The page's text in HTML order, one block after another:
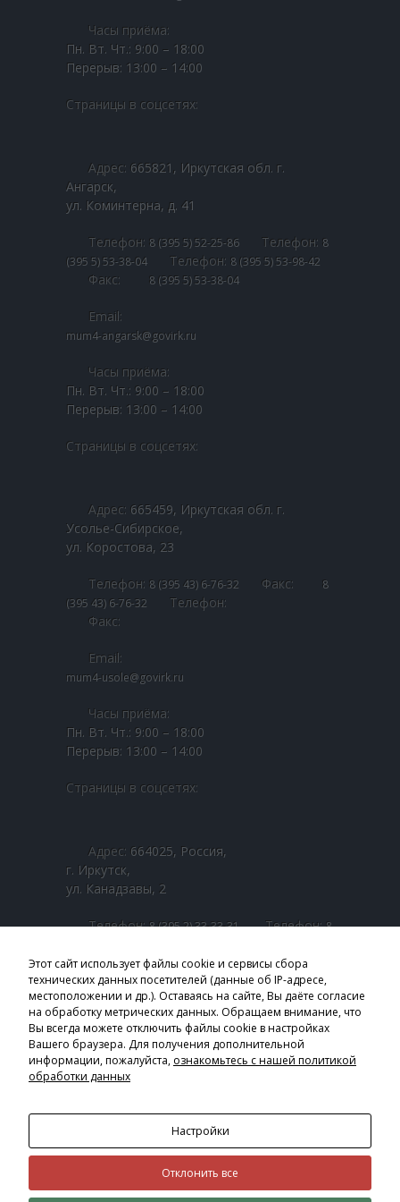
---- Финал «Байкальская Звезда — 2025»
---- Выставка декоративно-прикладного творчества
«Байкальская звезда — 2025»
«Байкальская звезда – 2025» г. Усолье-Сибирское
---- Гала-концерт отборочного тура Областного
Фестиваля «Байкальская звезда – 2024» г. Усолье-
Сибирское
---- Отборочный тур Областного Фестиваля
«Байкальская звезда – 2024» г. Усолье-Сибирское
---- Открытие финала областного фестиваля детского и
юношеского творчества «Байкальская звезда 2023»
---- Гала концерт “Байкальская звезда 2023”
---- Отборочный тур «Байкальская Звезда-2023»
-- Байкальская звезда 2022
-- Байкальская звезда 2021
---- Отборочный тур областного фестиваля для
без попечения родителей, детей-инвалидов, детей,
находящихся в трудной жизненной ситуации
«Байкальская звезда – 2021»
-- Байкальская звезда 2019
---- Открытие выставки декоративно-прикладного
Обращения граждан
обращениями
Наши дети
-- Контакты РБДД
-- Фото и видео детей
-- Я в семье
Школа приёмных родителей
-- Школа Приёмных Родителей ОГБУСО ЦПД
"Гармония" г. Черемхово
-- Школа Приёмных Родителей ОГКУСО СМФЦ г.
-- Школа Приёмных Родителей ОГКУСО ЦПД г. Ангарск
Часы приёма:
Пн. Вт. Чт.: 9:00 – 18:00
Перерыв: 13:00 – 14:00
Страницы в соцсетях:
Адрес: 665821, Иркутская обл. г.
Ангарск,
ул. Коминтерна, д. 41
Телефон: 8 (395 5) 52-25-86 Телефон: 8
(395 5) 53-38-04
Телефон: 8 (395 5) 53-98-42
Факс: 8 (395 5) 53-38-04
Email:
mum4-angarsk@govirk.ru
Часы приёма:
Пн. Вт. Чт.: 9:00 – 18:00
Перерыв: 13:00 – 14:00
Страницы в соцсетях:
Адрес: 665459, Иркутская обл. г.
Усолье-Сибирское,
ул. Коростова, 23
Телефон: 8 (395 43) 6-76-32 Факс:
8
(395 43) 6-76-32
Телефон:
Факс:
Email:
mum4-usole@govirk.ru
Часы приёма:
Пн. Вт. Чт.: 9:00 – 18:00
Перерыв: 13:00 – 14:00
Страницы в соцсетях:
Адрес: 664025, Россия,
г. Иркутск,
ул. Канадзавы, 2
Телефон:8 (395 2) 33-33-31 Телефон:8
Телефон:8 (800 1) 00-22-42
Email: obl_sobes@sobes.admirk.ru
Часы приёма:
Пн. - Пт.: 9:00 – 18:00
Перерыв: 13:00 – 14:00
Страницы в соцсетях:
ПОЛИТИКА КОНФИДЕНЦИАЛЬНОСТИ|
Этот сайт использует файлы cookie и сервисы сбора
технических данных посетителей (данные об IP-адресе,
местоположении и др.). Оставаясь на сайте, Вы даёте согласие
на обработку метрических данных. Обращаем внимание, что
Вы всегда можете отключить файлы cookie в настройках
Вашего браузера. Для получения дополнительной
информации, пожалуйста, ознакомьтесь с нашей политикой
обработки данных
Настройки
Отклонить все
сайта исчезнут.
Делясь своими
интересами и
поведением во время
посещения нашего